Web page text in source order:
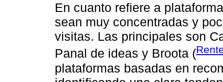
En cuanto refiere a
sean muy concentradas y
visitas. Las principales son
Panal de ideas y Broota (
plataformas basadas en